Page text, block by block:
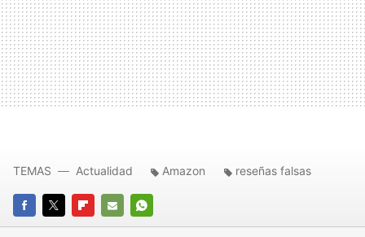
FACEBOOK
TWITTERFLIPBOARD
E- WHATSAPP
TEMAS Actualidad Amazon reseñas falsas